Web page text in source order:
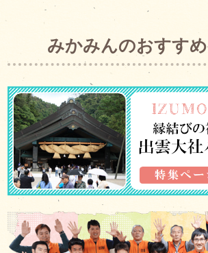
みかみんのおすす